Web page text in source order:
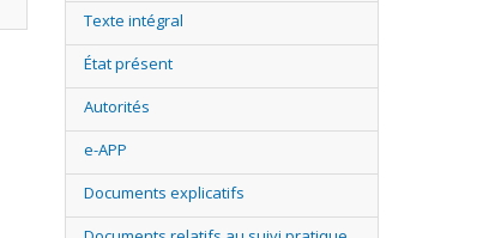
Texte intégral
État présent
Autorités
e-APP
Documents explicatifs